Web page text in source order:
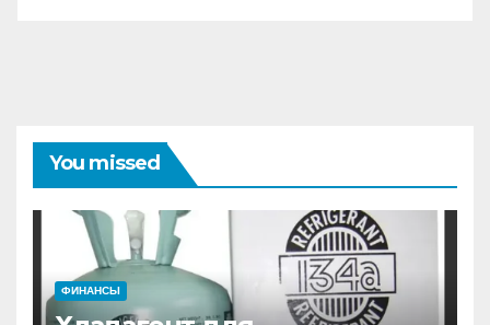
You missed
ФИНАНСЫ